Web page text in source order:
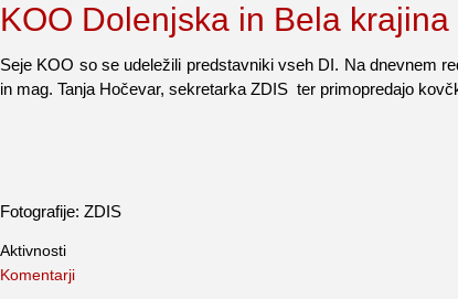
KOO Dolenjska in Bela krajina
Seje KOO so se udeležili predstavniki vseh DI. Na dnevnem
in mag. Tanja Hočevar, sekretarka ZDIS ter primopredajo
Fotografije: ZDIS
Aktivnosti
Komentarji